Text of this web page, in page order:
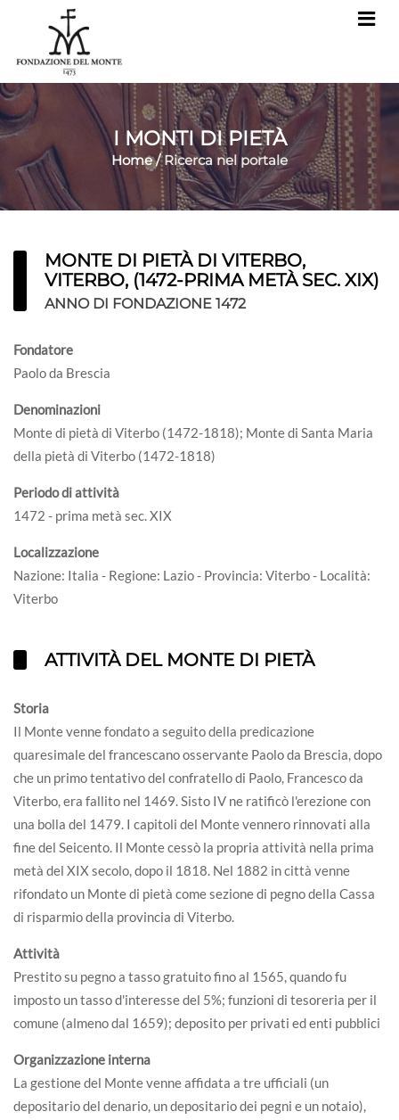
I MONTI DI PIETÀ
Home/Ricerca nel portale
MONTE DI PIETÀ DI VITERBO,
VITERBO, (1472-PRIMA METÀ SEC. XIX)
ANNO DI FONDAZIONE 1472
Fondatore
Paolo da Brescia
Denominazioni
Monte di pietà di Viterbo (1472-1818); Monte di Santa Maria
della pietà di Viterbo (1472-1818)
Periodo di attività
1472 - prima metà sec. XIX
Localizzazione
Nazione: Italia - Regione: Lazio - Provincia: Viterbo - Località:
Viterbo
ATTIVITÀ DEL MONTE DI PIETÀ
Storia
Il Monte venne fondato a seguito della predicazione
quaresimale del francescano osservante Paolo da Brescia, dopo
che un primo tentativo del confratello di Paolo, Francesco da
Viterbo, era fallito nel 1469. Sisto IV ne ratificò l'erezione con
una bolla del 1479. I capitoli del Monte vennero rinnovati alla
fine del Seicento. Il Monte cessò la propria attività nella prima
metà del XIX secolo, dopo il 1818. Nel 1882 in città venne
rifondato un Monte di pietà come sezione di pegno della Cassa
di risparmio della provincia di Viterbo.
Attività
Prestito su pegno a tasso gratuito fino al 1565, quando fu
imposto un tasso d'interesse del 5%; funzioni di tesoreria per il
comune (almeno dal 1659); deposito per privati ed enti pubblici
Organizzazione interna
La gestione del Monte venne affidata a tre ufficiali (un
depositario del denario, un depositario dei pegni e un notaio),